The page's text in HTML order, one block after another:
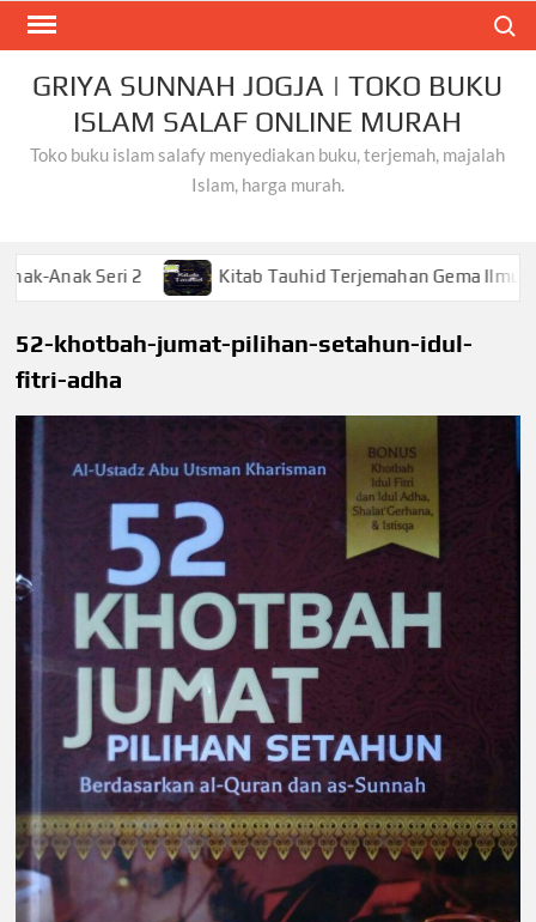
Skip
contentGRIYA SUNNAH JOGJA | TOKO BUKU
ISLAM SALAF ONLINE MURAH
Toko buku islam salafy menyediakan buku, terjemah, majalah
Islam, harga murah.
Seri 2 Kitab Tauhid Terjemahan Gema Ilmu
52-khotbah-jumat-pilihan-setahun-idul-
fitri-adha